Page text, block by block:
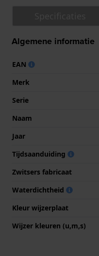
Algemene informatie
EAN
Merk
Serie
Naam
Jaar
Tijdsaanduiding
Zwitsers fabricaat
Waterdichtheid
Kleur wijzerplaat
Wijzer kleuren (u,m,s)